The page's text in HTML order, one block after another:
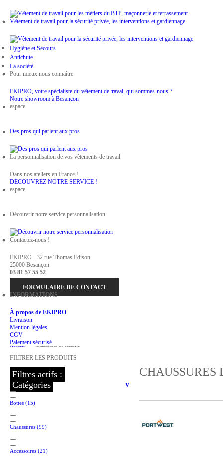
Vêtement de travail pour la sécurité privée, les interventions et gardiennage
Hygiène et Secours
Antichute
La société
Pour mieux nous connaître
EKIPRO, votre spécialiste du vêtement de travai, qui sommes-nous ?
Notre showroom à Besançon
espace
Des pros qui parlent aux pros
La personnalisation de vos vêtements de travail
Dans nos ateliers en France !
DÉCOUVREZ NOTRE SERVICE !
espace
Découvrir notre service personnalisation
Contactez-nous !
EKIPRO - 32 rue Thomas Edison
25000 Besançon
03 81 57 55 52
FORMULAIRE DE CONTACT
INFORMATIONS
À propos de EKIPRO
Livraison
Mention légales
CGV
Paiement sécurisé
Accueil > Chaussures de sécurité
CHAUSSURES
FILTRER LES PRODUITS
Filtres actifs :
Catégories
v
Bottes (15)
Chaussures (99)
Accessoires (21)